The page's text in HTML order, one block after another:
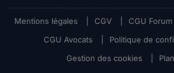
Mentions légales CGV CGU Forum
CGU Avocats
Politique de
Gestion des cookies